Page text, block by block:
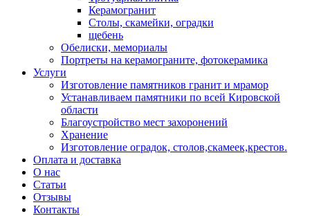
Керамогранит
Столы, скамейки, оградки
щебень
Обелиски, мемориалы
Портреты на керамограните, фотокерамика
Услуги
Изготовление памятников гранит и мрамор
Устанавливаем памятники по всей Кировской
области
Благоустройство мест захоронений
Хранение
Изготовление оградок, столов,скамеек,крестов.
Оплата и доставка
О нас
Статьи
Отзывы
Контакты